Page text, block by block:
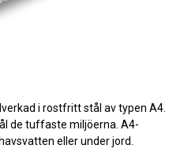
i rostfritt stål av typen A4.
de tuffaste miljöerna. A4-
eller under jord.